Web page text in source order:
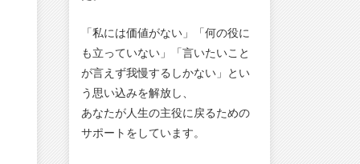
「私には価値がない」「何の役に
も立っていない」「言いたいこと
が言えず我慢するしかない」とい
う思い込みを解放し、
あなたが人生の主役に戻るための
サポートをしています。